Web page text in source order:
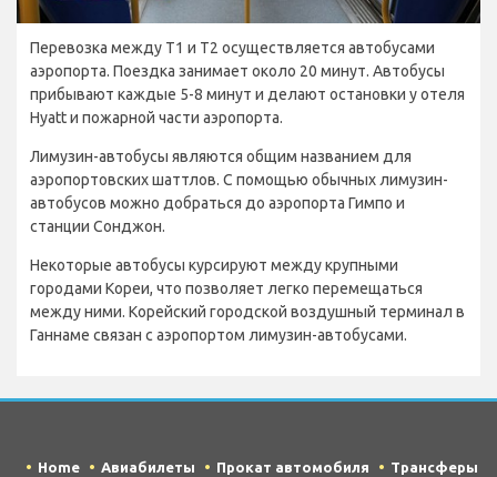
Перевозка между T1 и T2 осуществляется автобусами
аэропорта. Поездка занимает около 20 минут. Автобусы
прибывают каждые 5-8 минут и делают остановки у отеля
Hyatt и пожарной части аэропорта.
Лимузин-автобусы являются общим названием для
аэропортовских шаттлов. С помощью обычных лимузин-
автобусов можно добраться до аэропорта Гимпо и
станции Сонджон.
Некоторые автобусы курсируют между крупными
городами Кореи, что позволяет легко перемещаться
между ними. Корейский городской воздушный терминал в
Ганнаме связан с аэропортом лимузин-автобусами.
Home Авиабилеты Прокат автомобиля Трансферы